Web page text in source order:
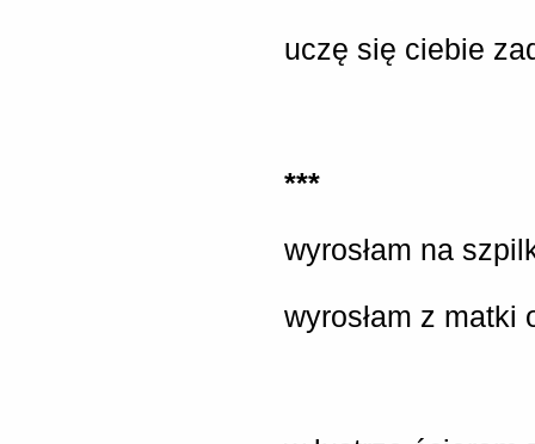
uczę się ciebie
***
wyrosłam na
wyrosłam z matki